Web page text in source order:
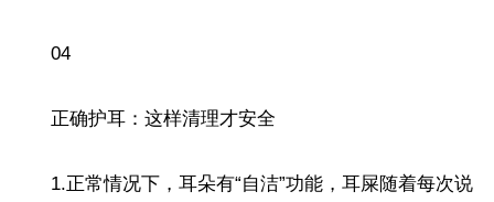
04
正确护耳：这样清理才安全
1.正常情况下，耳朵有“自洁”功能，耳屎随着每次说